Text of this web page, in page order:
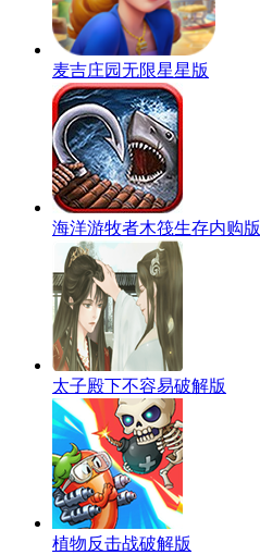
麦吉庄园无限星星版
海洋游牧者木筏生存内购版
太子殿下不容易破解版
植物反击战破解版